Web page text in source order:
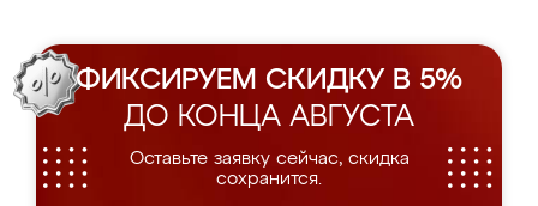
ФИКСИРУЕМ СКИДКУ В 5%
ДО КОНЦА АВГУСТА
Оставьте заявку сейчас, скидка
сохранится.